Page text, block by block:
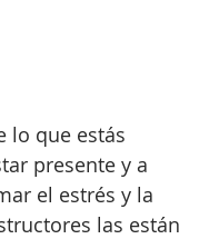
lo que estás
presente y a
el estrés y la
las están